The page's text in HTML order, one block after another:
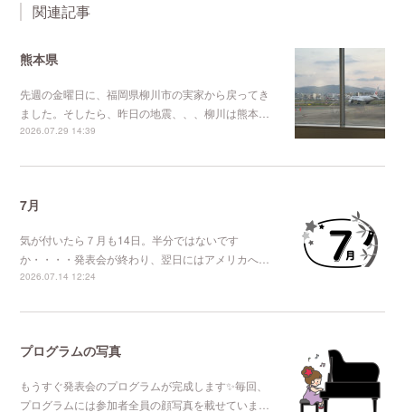
関連記事
熊本県
先週の金曜日に、福岡県柳川市の実家から戻ってき
ました。そしたら、昨日の地震、、、柳川は熊本…
2026.07.29 14:39
7月
気が付いたら７月も14日。半分ではないです
か・・・・発表会が終わり、翌日にはアメリカへ…
2026.07.14 12:24
プログラムの写真
もうすぐ発表会のプログラムが完成します✨毎回、
プログラムには参加者全員の顔写真を載せていま…